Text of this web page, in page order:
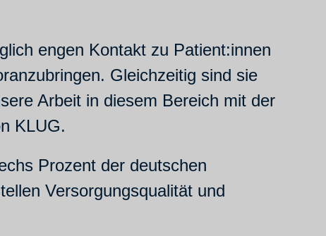
engen Kontakt zu Patient:innen
Gleichzeitig sind sie
Arbeit in diesem Bereich mit der
KLUG.
Prozent der deutschen
Versorgungsqualität und